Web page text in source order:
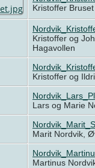
Kristoffer
Kristoffer og
Hagavollen
Kristoffer og
Lars og Marie
Marit Nordvik,
Martinus